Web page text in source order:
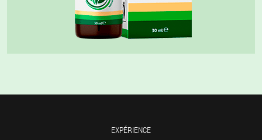
EXPÉRIENCE